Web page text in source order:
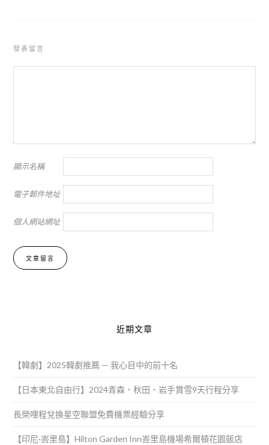
發表留言
顯示名稱
電子郵件地址
個人網站網址
近期文章
【韓劇】2025韓劇推薦 — 我心目中的前十名
【日本東北自由行】2024青森、秋田、岩手賞雪9天行程分享
長榮哩程兌換星空聯盟免費機票經驗分享
【印尼·峇里島】Hilton Garden Inn峇里島機場希爾頓花園飯店